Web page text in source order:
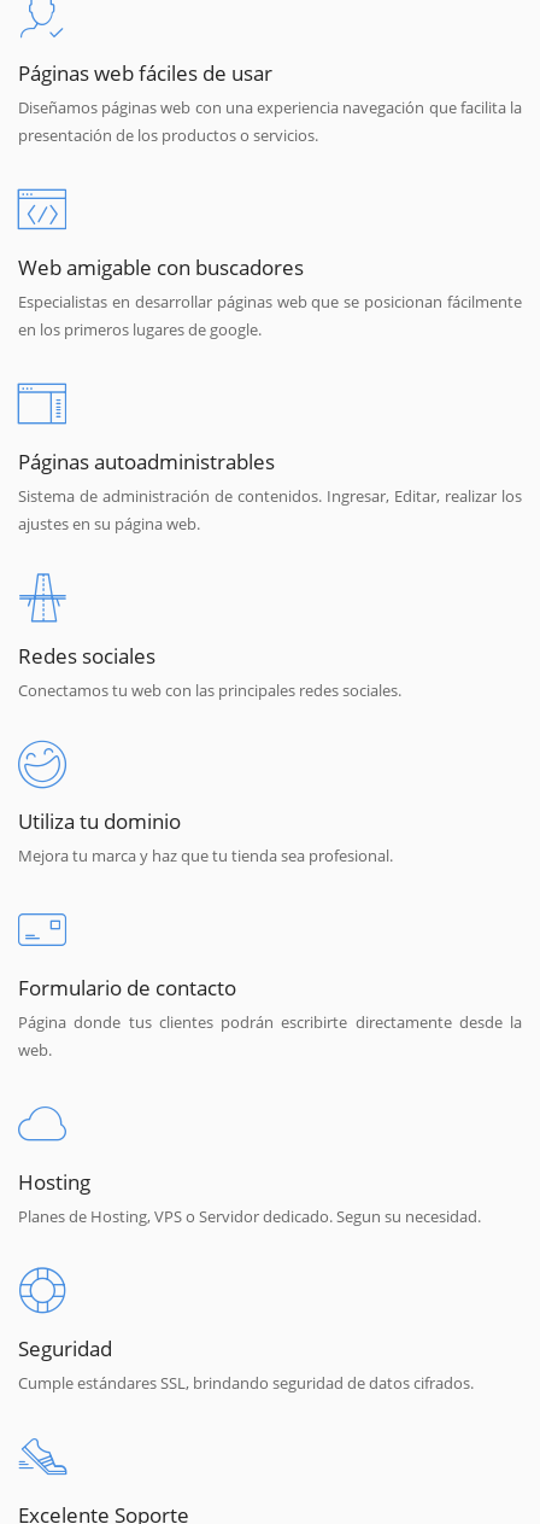
Páginas web fáciles de usar
Diseñamos páginas web con una experiencia navegación que facilita la
presentación de los productos o servicios.
Web amigable con buscadores
Especialistas en desarrollar páginas web que se posicionan fácilmente
en los primeros lugares de google.
Páginas autoadministrables
Sistema de administración de contenidos. Ingresar, Editar, realizar los
ajustes en su página web.
Redes sociales
Conectamos tu web con las principales redes sociales.
Utiliza tu dominio
Mejora tu marca y haz que tu tienda sea profesional.
Formulario de contacto
Página donde tus clientes podrán escribirte directamente desde la
web.
Hosting
Planes de Hosting, VPS o Servidor dedicado. Segun su necesidad.
Seguridad
Cumple estándares SSL, brindando seguridad de datos cifrados.
Excelente Soporte